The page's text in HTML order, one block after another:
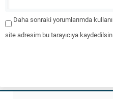
Daha sonraki yorumlarımda
site adresim bu tarayıcıya